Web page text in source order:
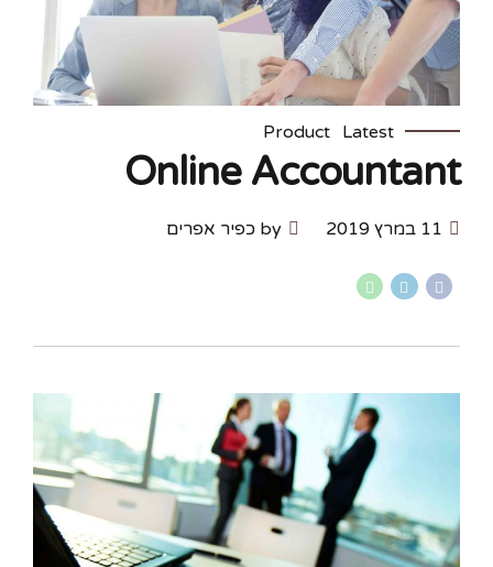
Latest
Product
Online Accountant
11 במרץ 2019 by כפיר אפרים